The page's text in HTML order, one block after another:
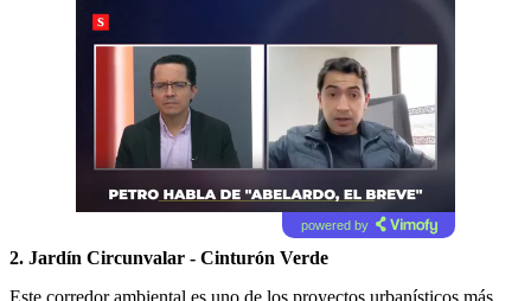
powered by
2. Jardín Circunvalar - Cinturón Verde